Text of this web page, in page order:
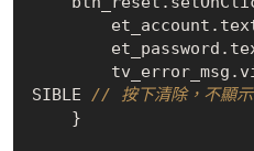
SIBLE // 按下清除，不顯示